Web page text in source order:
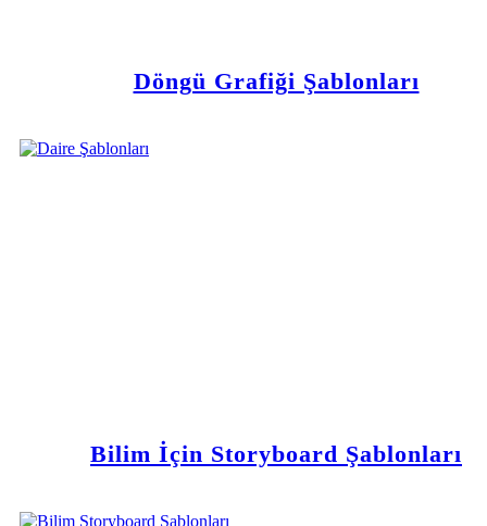
Döngü Grafiği Şablonları
Bilim İçin Storyboard Şablonları